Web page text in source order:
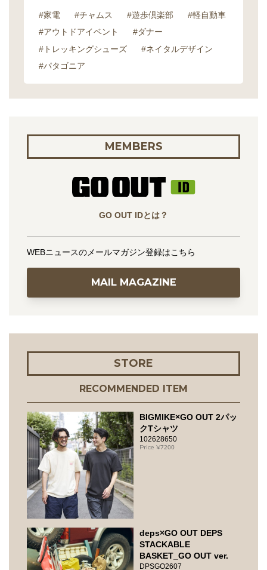
#家電 #チャムス #遊歩倶楽部
#軽自動車
#アウトドアイベント
#ダナー
#トレッキングシューズ
#ネイタルデザイン
#パタゴニア
MEMBERS
GO OUT IDとは？
WEBニュースのメールマガジン登録はこちら
MAIL MAGAZINE
STORE
RECOMMENDED ITEM
BIGMIKE×GO OUT 2パッ
クTシャツ
102628650
7200
deps×GO OUT DEPS
STACKABLE
BASKET_GO OUT ver.
DPSGO2607